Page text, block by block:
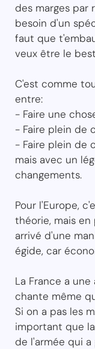
des marges par
besoin d'un
faut que
veux être le
C'est comme
entre:
- Faire une
- Faire plein de
- Faire plein de
mais avec un
changements.
Pour l'Europe,
théorie, mais
arrivé d'une
égide, car
La France a
chante même
Si on a pas les
important que
de l'armée qui